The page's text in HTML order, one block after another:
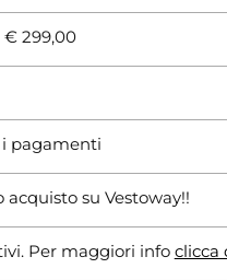
€ 299,00
i pagamenti
su Vestoway!!
Per maggiori info clicca